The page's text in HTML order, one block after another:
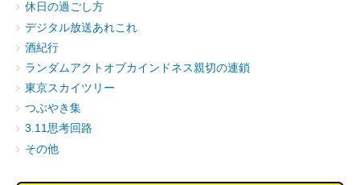
休日の過ごし方
デジタル放送あれこれ
酒紀行
ランダムアクトオブカインドネス親切の連鎖
東京スカイツリー
つぶやき集
3.11思考回路
その他